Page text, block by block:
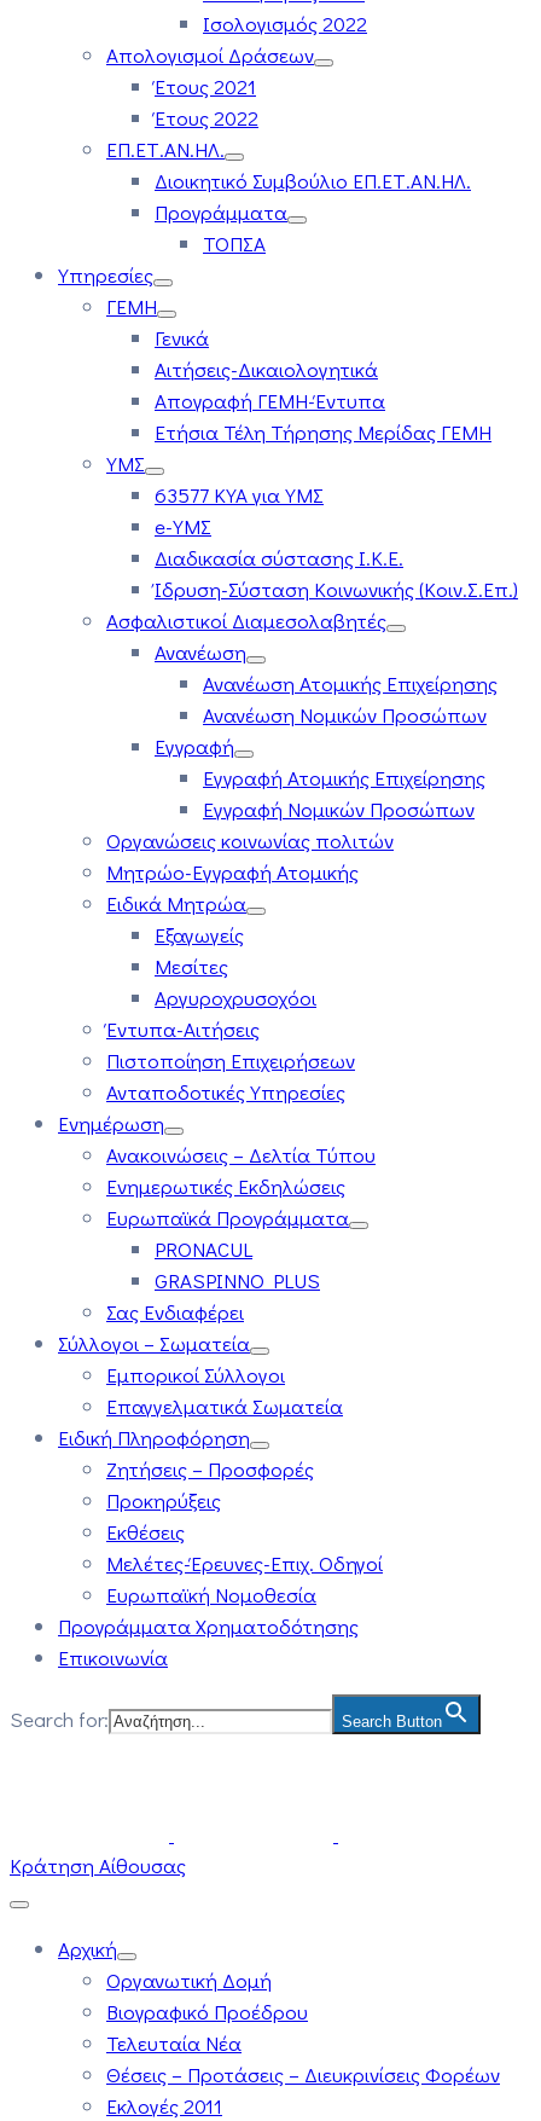
Ισολογισμός 2022
Απολογισμοί Δράσεων
Έτους 2021
Έτους 2022
ΕΠ.ΕΤ.ΑΝ.ΗΛ.
Διοικητικό Συμβούλιο ΕΠ.ΕΤ.ΑΝ.ΗΛ.
Προγράμματα
ΤΟΠΣΑ
Υπηρεσίες
ΓΕΜΗ
Γενικά
Αιτήσεις-Δικαιολογητικά
Απογραφή ΓΕΜΗ-Έντυπα
Ετήσια Τέλη Τήρησης Μερίδας ΓΕΜΗ
ΥΜΣ
63577 ΚΥΑ για ΥΜΣ
e-ΥΜΣ
Διαδικασία σύστασης Ι.Κ.Ε.
Ίδρυση-Σύσταση Κοινωνικής (Κοιν.Σ.Επ.)
Ασφαλιστικοί Διαμεσολαβητές
Ανανέωση
Ανανέωση Ατομικής Επιχείρησης
Ανανέωση Νομικών Προσώπων
Εγγραφή
Εγγραφή Ατομικής Επιχείρησης
Εγγραφή Νομικών Προσώπων
Οργανώσεις κοινωνίας πολιτών
Μητρώο-Εγγραφή Ατομικής
Ειδικά Μητρώα
Εξαγωγείς
Μεσίτες
Αργυροχρυσοχόοι
Έντυπα-Αιτήσεις
Πιστοποίηση Επιχειρήσεων
Ανταποδοτικές Υπηρεσίες
Ενημέρωση
Ανακοινώσεις – Δελτία Τύπου
Ενημερωτικές Εκδηλώσεις
Ευρωπαϊκά Προγράμματα
PRONACUL
GRASPINNO PLUS
Σας Ενδιαφέρει
Σύλλογοι – Σωματεία
Εμπορικοί Σύλλογοι
Επαγγελματικά Σωματεία
Ειδική Πληροφόρηση
Ζητήσεις – Προσφορές
Προκηρύξεις
Εκθέσεις
Μελέτες-Έρευνες-Επιχ. Οδηγοί
Ευρωπαϊκή Νομοθεσία
Προγράμματα Χρηματοδότησης
Επικοινωνία
Search for: Search Button
Κράτηση Αίθουσας
Αρχική
Οργανωτική Δομή
Βιογραφικό Προέδρου
Τελευταία Νέα
Θέσεις – Προτάσεις – Διευκρινίσεις Φορέων
Εκλογές 2011